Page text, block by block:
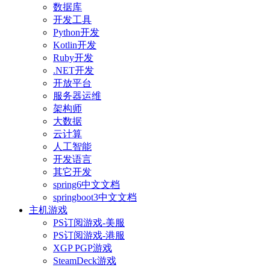
数据库
开发工具
Python开发
Kotlin开发
Ruby开发
.NET开发
开放平台
服务器运维
架构师
大数据
云计算
人工智能
开发语言
其它开发
spring6中文文档
springboot3中文文档
主机游戏
PS订阅游戏-美服
PS订阅游戏-港服
XGP PGP游戏
SteamDeck游戏